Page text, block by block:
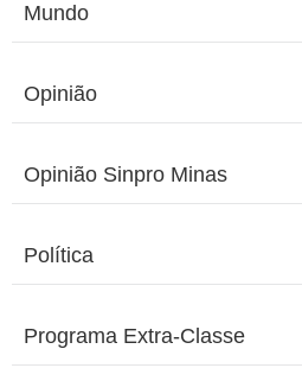
Mundo
Opinião
Opinião Sinpro Minas
Política
Programa Extra-Classe